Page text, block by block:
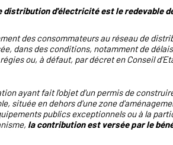
distribution d'électricité est le redevable
des consommateurs au réseau de
dans des conditions, notamment de
ou, à défaut, par décret en Conseil
ayant fait l'objet d'un permis de
située en dehors d'une zone
publics exceptionnels ou à la
la contribution est versée par le